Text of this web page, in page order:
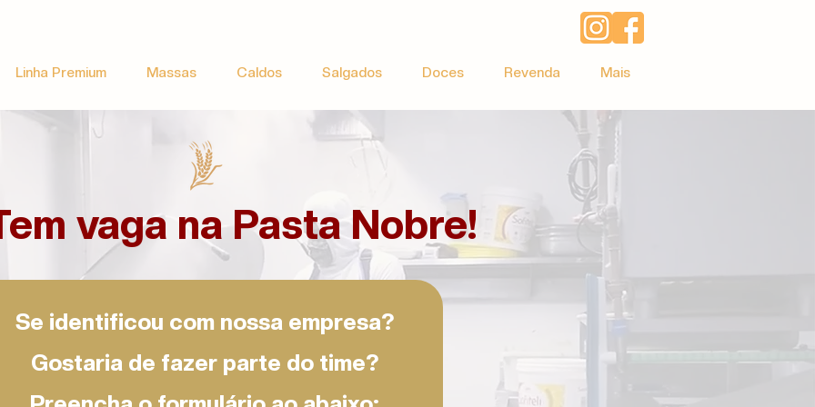
Linha Premium Massas Caldos Salgados Doces Revenda Mais
vaga na Pasta Nobre!
Se identificou com nossa empresa?
Gostaria de fazer parte do time?